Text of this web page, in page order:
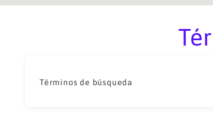
Términos de búsqueda